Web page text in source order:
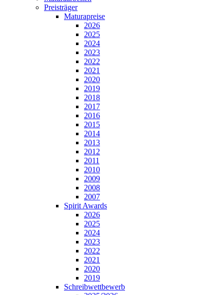
Preisträger
Maturapreise
2026
2025
2024
2023
2022
2021
2020
2019
2018
2017
2016
2015
2014
2013
2012
2011
2010
2009
2008
2007
Spirit Awards
2026
2025
2024
2023
2022
2021
2020
2019
Schreibwettbewerb